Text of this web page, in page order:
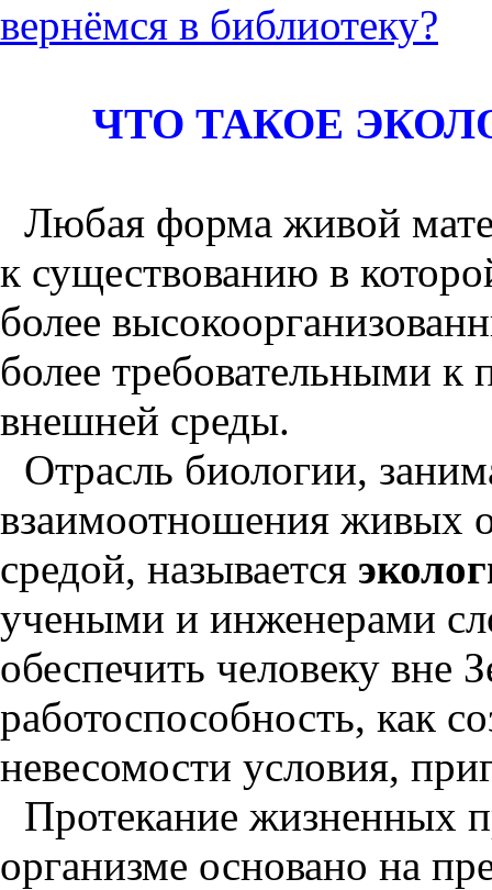
вернёмся в библиотеку?
ЧТО ТАКОЕ
Любая форма живой
к существованию в
более
более требовательными к
внешней среды.
Отрасль биологии,
взаимоотношения живых
средой, называется
учеными и инженерами
обеспечить человеку вне
работоспособность, как
невесомости условия,
Протекание жизненных
организме основано на